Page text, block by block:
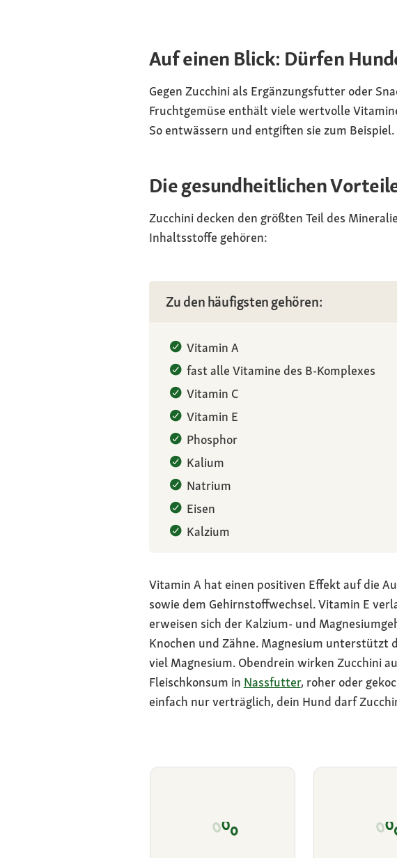
Auf einen Blick: Dürfen
Gegen Zucchini als Ergänzungsfutter oder
Fruchtgemüse enthält viele wertvolle
So entwässern und entgiften sie zum
Die gesundheitlichen
Zucchini decken den größten Teil des
Inhaltsstoffe gehören:
Zu den häufigsten gehören:
Vitamin A
fast alle Vitamine des B-Komplexes
Vitamin C
Vitamin E
Phosphor
Kalium
Natrium
Eisen
Kalzium
Vitamin A hat einen positiven Effekt auf die
sowie dem Gehirnstoffwechsel. Vitamin E
erweisen sich der Kalzium- und
Knochen und Zähne. Magnesium unterstützt
viel Magnesium. Obendrein wirken Zucchini
Fleischkonsum in Nassfutter, roher oder
einfach nur verträglich, dein Hund darf